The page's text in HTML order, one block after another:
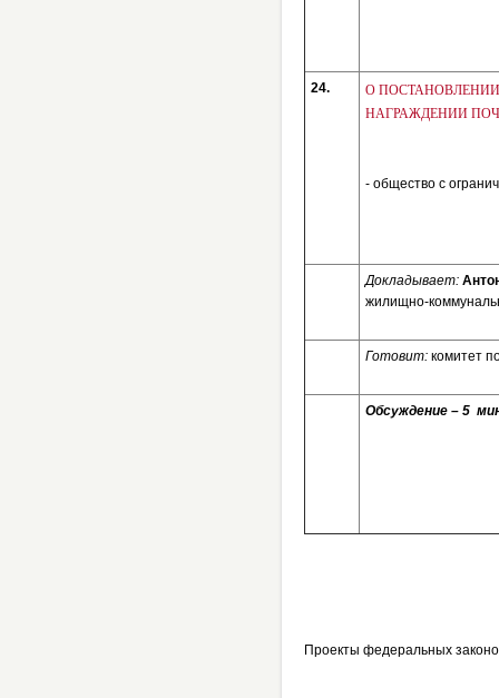
24.
О
НАГРАЖДЕНИИ
- общество с
Докладывает:
жилищно-
Готовит: комитет
Обсуждение – 5
Проекты федеральных